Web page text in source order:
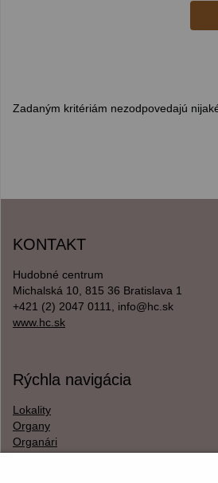
Zadaným kritériám nezodpovedajú
KONTAKT
Hudobné centrum
Michalská 10, 815 36 Bratislava 1
+421 (2) 2047 0111, info@hc.sk
www.hc.sk
Rýchla navigácia
Lokality
Organy
Organári